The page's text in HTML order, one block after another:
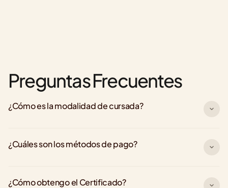
Preguntas Frecuentes
¿Cómo es la modalidad de cursada?
¿Cuáles son los métodos de pago?
¿Cómo obtengo el Certificado?